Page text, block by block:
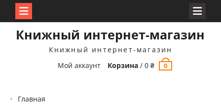
Книжный интернет-магазин
Книжный интернет-магазин
Мой аккаунт
Корзина /0₴ 0
Главная